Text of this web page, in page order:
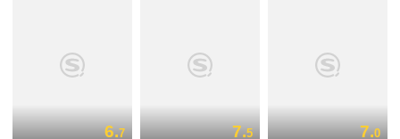
6.7 7.5 7.0